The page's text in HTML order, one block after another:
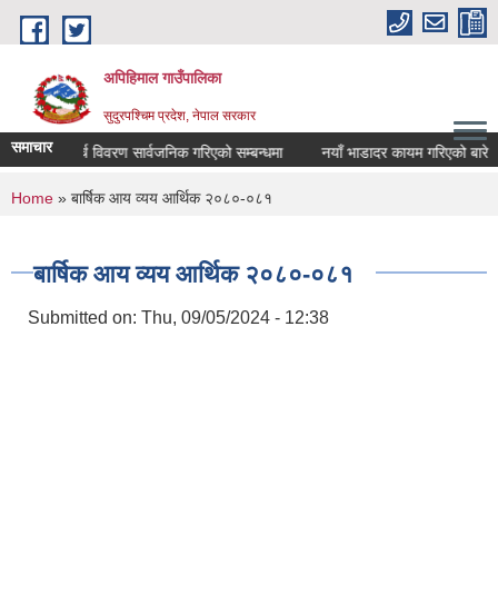
Skip to main content
अपिहिमाल गाउँपालिका
सुदुरपश्चिम प्रदेश, नेपाल सरकार
समाचारखर्च विवरण सार्वजनिक गरिएको सम्बन्धमा नयाँ भाडादर कायम गरिएको बारे
You are here
Home » बार्षिक आय व्यय आर्थिक २०८०-०८१
बार्षिक आय व्यय आर्थिक २०८०-०८१
Submitted on: Thu, 09/05/2024 - 12:38